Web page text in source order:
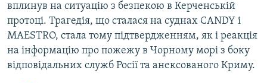
вплинув на ситуацію з безпекою в Керченській
протоці. Трагедія, що сталася на суднах CANDY і
MAESTRO, стала тому підтвердженням, як і реакція
на інформацію про пожежу в Чорному морі з боку
відповідальних служб Росії та анексованого Криму.